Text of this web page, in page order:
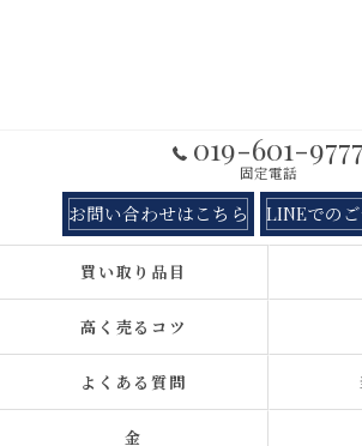
019-601-9777
固定電話
お問い合わせはこちら LINEでの
買い取り品目
高く売るコツ
よくある質問
金